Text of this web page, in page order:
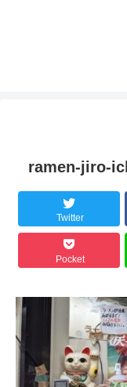
ramen-jiro-
Twitter
Pocket